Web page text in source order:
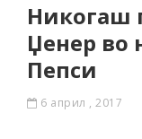
Никогаш
Џенер во
Пепси
6 април , 2017